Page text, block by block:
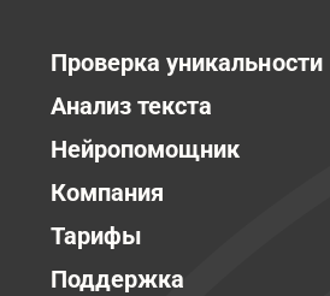
Проверка уникальности
Анализ текста
Нейропомощник
Компания
Тарифы
Поддержка